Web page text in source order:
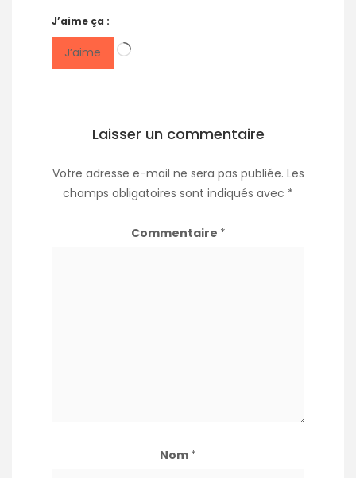
J’aime ça :
J’aime Chargement…
Laisser un commentaire
Votre adresse e-mail ne sera pas publiée. Les
champs obligatoires sont indiqués avec *
Commentaire *
Nom *